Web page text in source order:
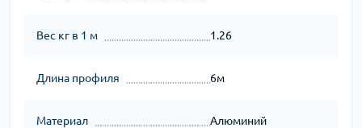
Вес кг в 1 м 1.26
Длина профиля 6м
Материал Алюминий